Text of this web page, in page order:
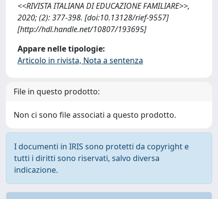
<<RIVISTA ITALIANA DI EDUCAZIONE FAMILIARE>>,
2020; (2): 377-398. [doi:10.13128/rief-9557]
[http://hdl.handle.net/10807/193695]
Appare nelle tipologie:
Articolo in rivista, Nota a sentenza
File in questo prodotto:
Non ci sono file associati a questo prodotto.
I documenti in IRIS sono protetti da copyright e
tutti i diritti sono riservati, salvo diversa
indicazione.